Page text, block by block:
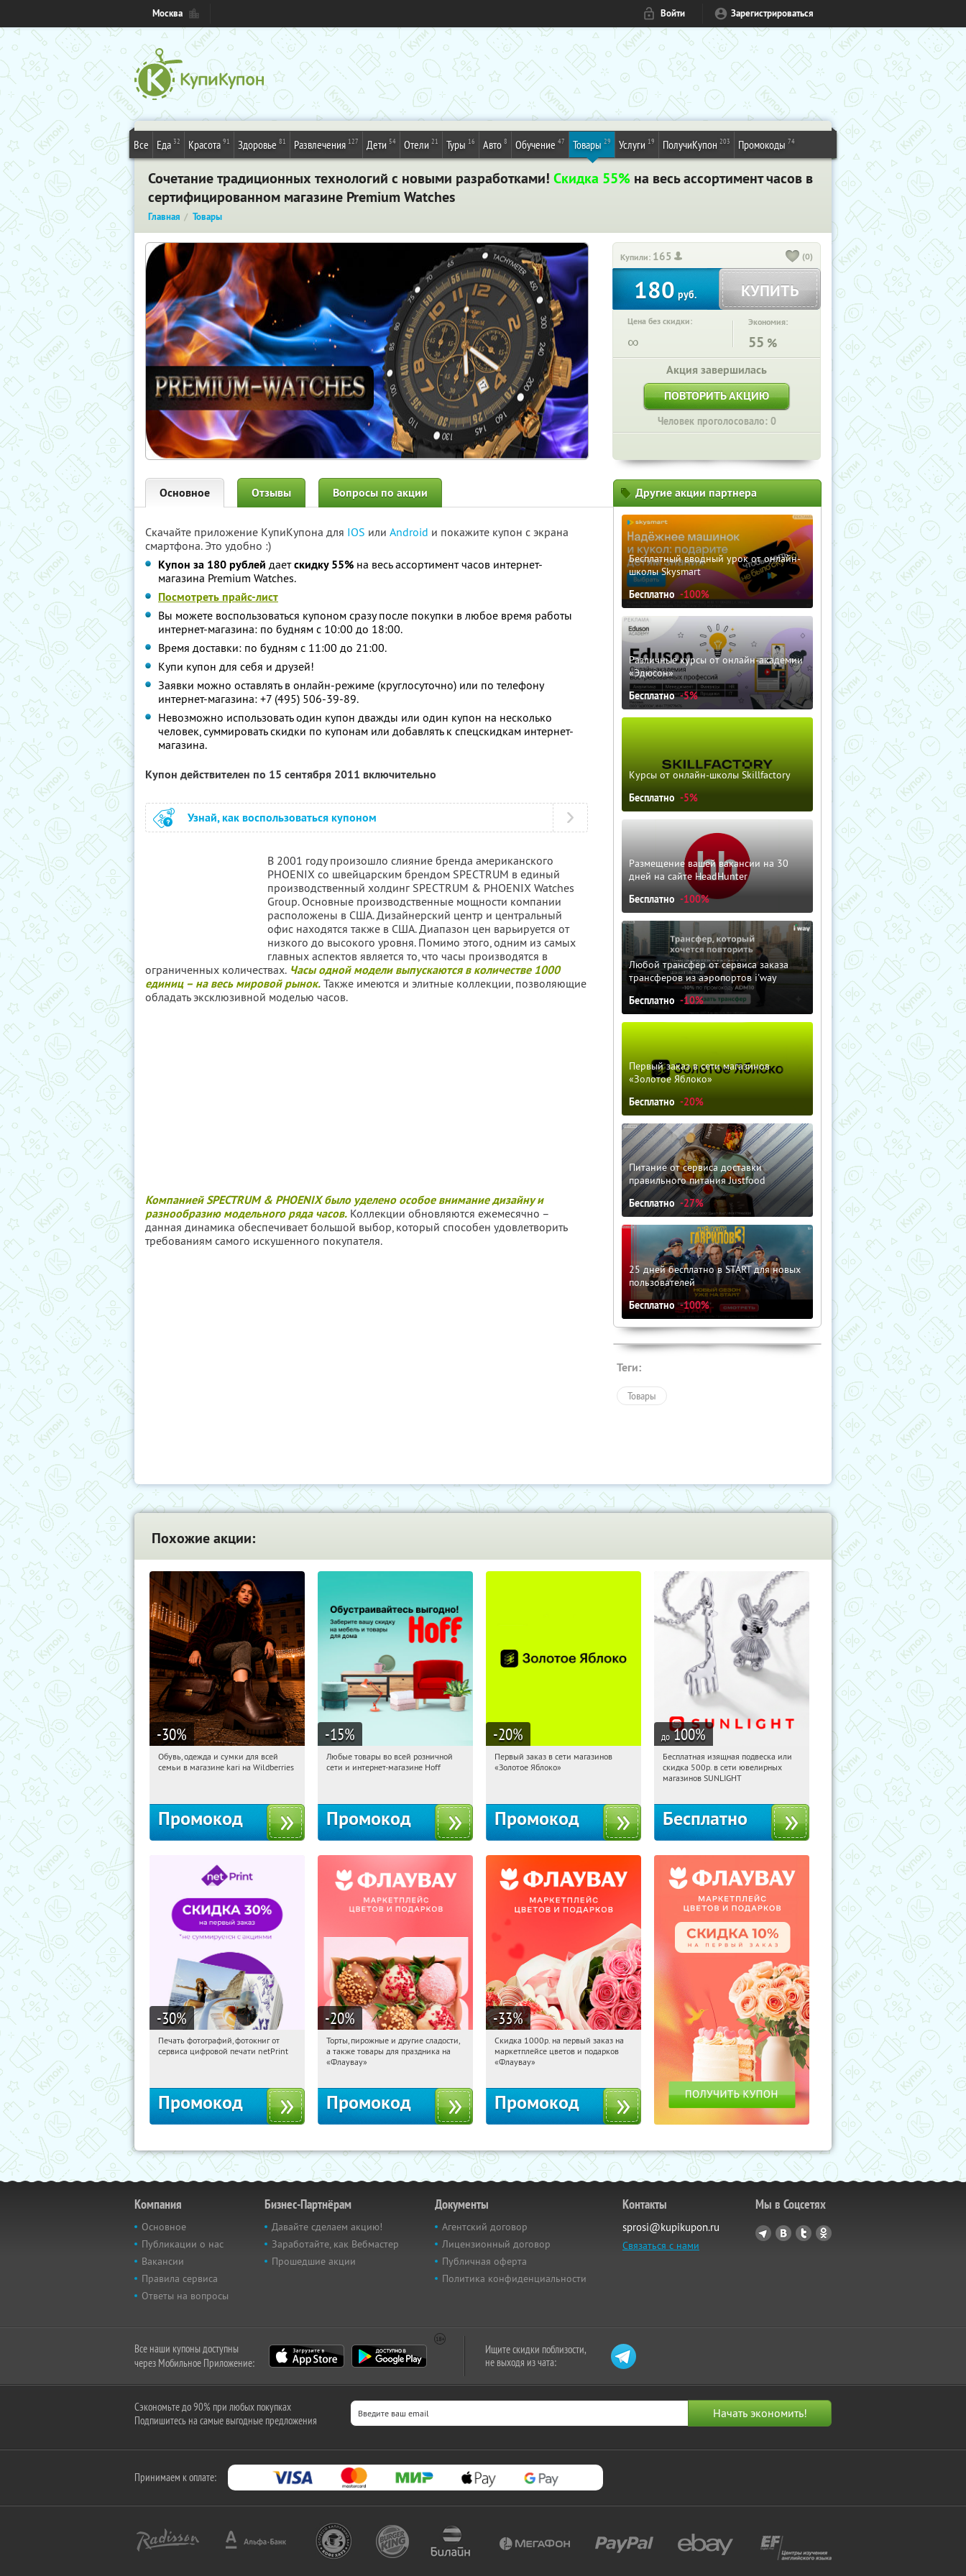
Москва Войти Зарегистрироваться
Все Еда 32 Красота 91 Здоровье 81 Развлечения 127 Дети 54 Отели 21 Туры 16 Авто 8 Обучение 47 Товары 29 Услуги 19 ПолучиКупон 203 Промокоды 74
Сочетание традиционных технологий с новыми разработками! Скидка 55% на весь ассортимент часов в
сертифицированном магазине Premium Watches
Главная Товары
Купили: 165 (0)
180 руб. КУПИТЬ
Цена без скидки:
∞
Экономия:
55 %
Акция завершилась
ПОВТОРИТЬ АКЦИЮ
Человек проголосовало: 0
Основное Отзывы Вопросы по акции
Скачайте приложение КупиКупона для IOS или Android и покажите купон с экрана
смартфона. Это удобно :)
Купон за 180 рублей даетскидку 55% на весь ассортимент часов интернет-
магазина Premium Watches.
Посмотреть прайс-лист
Вы можете воспользоваться купоном сразу после покупки в любое время работы
интернет-магазина: по будням с 10:00 до 18:00.
Время доставки: по будням с 11:00 до 21:00.
Купи купон для себя и друзей!
Заявки можно оставлять в онлайн-режиме (круглосуточно) или по телефону
интернет-магазина: +7 (495) 506-39-89.
Невозможно использовать один купон дважды или один купон на несколько
человек, суммировать скидки по купонам или добавлять к спецскидкам интернет-
магазина.
Купон действителен по 15 сентября 2011 включительно
Узнай, как воспользоваться купоном
В 2001 году произошло слияние бренда американского
PHOENIX со швейцарским брендом SPECTRUM в единый
производственный холдинг SPECTRUM & PHOENIX Watches
Group. Основные производственные мощности компании
расположены в США. Дизайнерский центр и центральный
офис находятся также в США. Диапазон цен варьируется от
низкого до высокого уровня. Помимо этого, одним из самых
главных аспектов является то, что часы производятся в
ограниченных количествах. Часы одной модели выпускаются в количестве 1000
единиц – на весь мировой рынок. Также имеются и элитные коллекции, позволяющие
обладать эксклюзивной моделью часов.
Компанией SPECTRUM & PHOENIX было уделено особое внимание дизайну и
разнообразию модельного ряда часов. Коллекции обновляются ежемесячно –
данная динамика обеспечивает большой выбор, который способен удовлетворить
требованиям самого искушенного покупателя.
Другие акции партнера
Бесплатный вводный урок от онлайн-
школы Skysmart
Бесплатно -100%
Различные курсы от онлайн-академии
«Эдюсон»
Бесплатно -5%
Курсы от онлайн-школы Skillfactory
Бесплатно -5%
Размещение вашей вакансии на 30
дней на сайте HeadHunter
Бесплатно -100%
Любой трансфер от сервиса заказа
трансферов из аэропортов i'way
Бесплатно -10%
Первый заказ в сети магазинов
«Золотое Яблоко»
Бесплатно -20%
Питание от сервиса доставки
правильного питания Justfood
Бесплатно -27%
25 дней бесплатно в START для новых
пользователей
Бесплатно -100%
Теги:
Товары
Похожие акции:
-30%
05:32:58 Получили:
Обувь, одежда и сумки для всей
семьи в магазине kari на Wildberries
Промокод
-15%
05:32:58 Получили:
Любые товары во всей розничной
сети и интернет-магазине Hoff
Промокод
-20%
05:32:58
Получи первым!
Первый заказ в сети магазинов
«Золотое Яблоко»
Промокод
до 100%
05:32:58 Получили:
Россия
Бесплатная изящная подвеска или
скидка 500р. в сети ювелирных
магазинов SUNLIGHT
Бесплатно
-30%
05:32:58 Получили:
Печать фотографий, фотокниг от
сервиса цифровой печати netPrint
Промокод
-20%
05:32:58 Получили:
Россия
Торты, пирожные и другие сладости,
а также товары для праздника на
«Флаувау»
Промокод
-33%
05:32:58 Получили:
Россия
Скидка 1000р. на первый заказ на
маркетплейсе цветов и подарков
«Флаувау»
Промокод
Компания
Основное
Публикации о нас
Вакансии
Правила сервиса
Ответы на вопросы
Бизнес-Партнёрам
Давайте сделаем акцию!
Заработайте, как Вебмастер
Прошедшие акции
Документы
Агентский договор
Лицензионный договор
Публичная оферта
Политика конфиденциальности
Контакты
sprosi@kupikupon.ru
Связаться с нами
Мы в Соцсетях
Все наши купоны доступны
через Мобильное Приложение:
Ищите скидки поблизости,
не выходя из чата:
Сэкономьте до 90% при любых покупках
Подпишитесь на самые выгодные предложения
Принимаем к оплате: